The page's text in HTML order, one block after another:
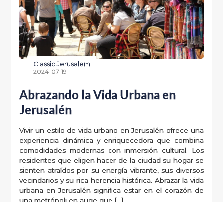
Classic Jerusalem
2024-07-19
Abrazando la Vida Urbana en
Jerusalén
Vivir un estilo de vida urbano en Jerusalén ofrece una
experiencia dinámica y enriquecedora que combina
comodidades modernas con inmersión cultural. Los
residentes que eligen hacer de la ciudad su hogar se
sienten atraídos por su energía vibrante, sus diversos
vecindarios y su rica herencia histórica. Abrazar la vida
urbana en Jerusalén significa estar en el corazón de
una metrópoli en auge que […]